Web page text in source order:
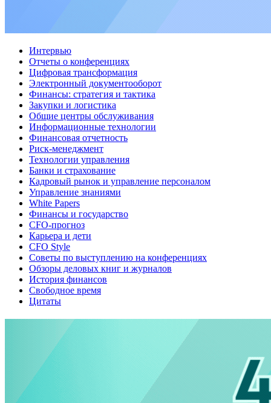
Интервью
Отчеты о конференциях
Цифровая трансформация
Электронный документооборот
Финансы: стратегия и тактика
Закупки и логистика
Общие центры обслуживания
Информационные технологии
Финансовая отчетность
Риск-менеджмент
Технологии управления
Банки и страхование
Кадровый рынок и управление персоналом
Управление знаниями
White Papers
Финансы и государство
CFO-прогноз
Карьера и дети
CFO Style
Советы по выступлению на конференциях
Обзоры деловых книг и журналов
История финансов
Свободное время
Цитаты